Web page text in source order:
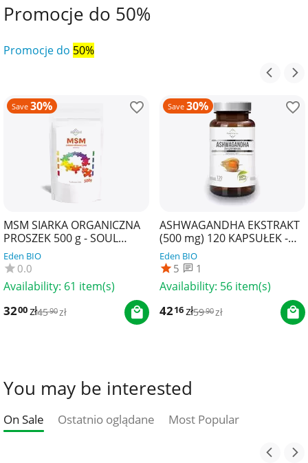
Promocje do 50%
Promocje do 50%
Save 30%
MSM SIARKA ORGANICZNA
PROSZEK 500 g - SOUL
FARM
Eden BIO
0.0
Availability: 61 item(s)
3200zł4590zł
Save 30%
ASHWAGANDHA EKSTRAKT
(500 mg) 120 KAPSUŁEK -
SOUL FARM
Eden BIO
5 1
Availability: 56 item(s)
4216zł5990zł
You may be interested
On Sale Ostatnio oglądane Most Popular